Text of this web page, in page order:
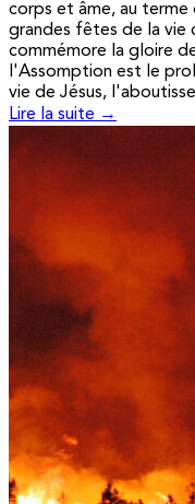
corps et âme, au
grandes fêtes de la vie
commémore la gloire
l'Assomption est le
vie de Jésus,
Lire la suite →